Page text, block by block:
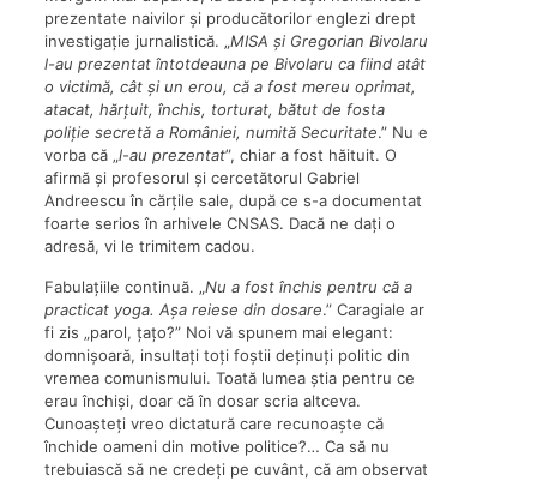
prezentate naivilor și producătorilor englezi drept
investigație jurnalistică. „MISA și Gregorian Bivolaru
l-au prezentat întotdeauna pe Bivolaru ca fiind atât
o victimă, cât și un erou, că a fost mereu oprimat,
atacat, hărțuit, închis, torturat, bătut de fosta
poliție secretă a României, numită Securitate.” Nu e
vorba că „l-au prezentat”, chiar a fost hăituit. O
afirmă și profesorul și cercetătorul Gabriel
Andreescu în cărțile sale, după ce s-a documentat
foarte serios în arhivele CNSAS. Dacă ne dați o
adresă, vi le trimitem cadou.
Fabulațiile continuă. „Nu a fost închis pentru că a
practicat yoga. Așa reiese din dosare.” Caragiale ar
fi zis „parol, țațo?” Noi vă spunem mai elegant:
domnișoară, insultați toți foștii deținuți politic din
vremea comunismului. Toată lumea știa pentru ce
erau închiși, doar că în dosar scria altceva.
Cunoașteți vreo dictatură care recunoaște că
închide oameni din motive politice?… Ca să nu
trebuiască să ne credeți pe cuvânt, că am observat